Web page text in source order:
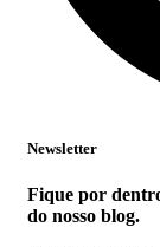
Newsletter
Fique por
do nosso blog.